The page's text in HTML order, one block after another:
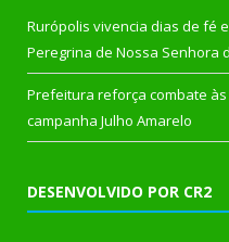
Rurópolis vivencia dias de fé
Peregrina de Nossa Senhora
Prefeitura reforça combate
campanha Julho Amarelo
DESENVOLVIDO POR CR2